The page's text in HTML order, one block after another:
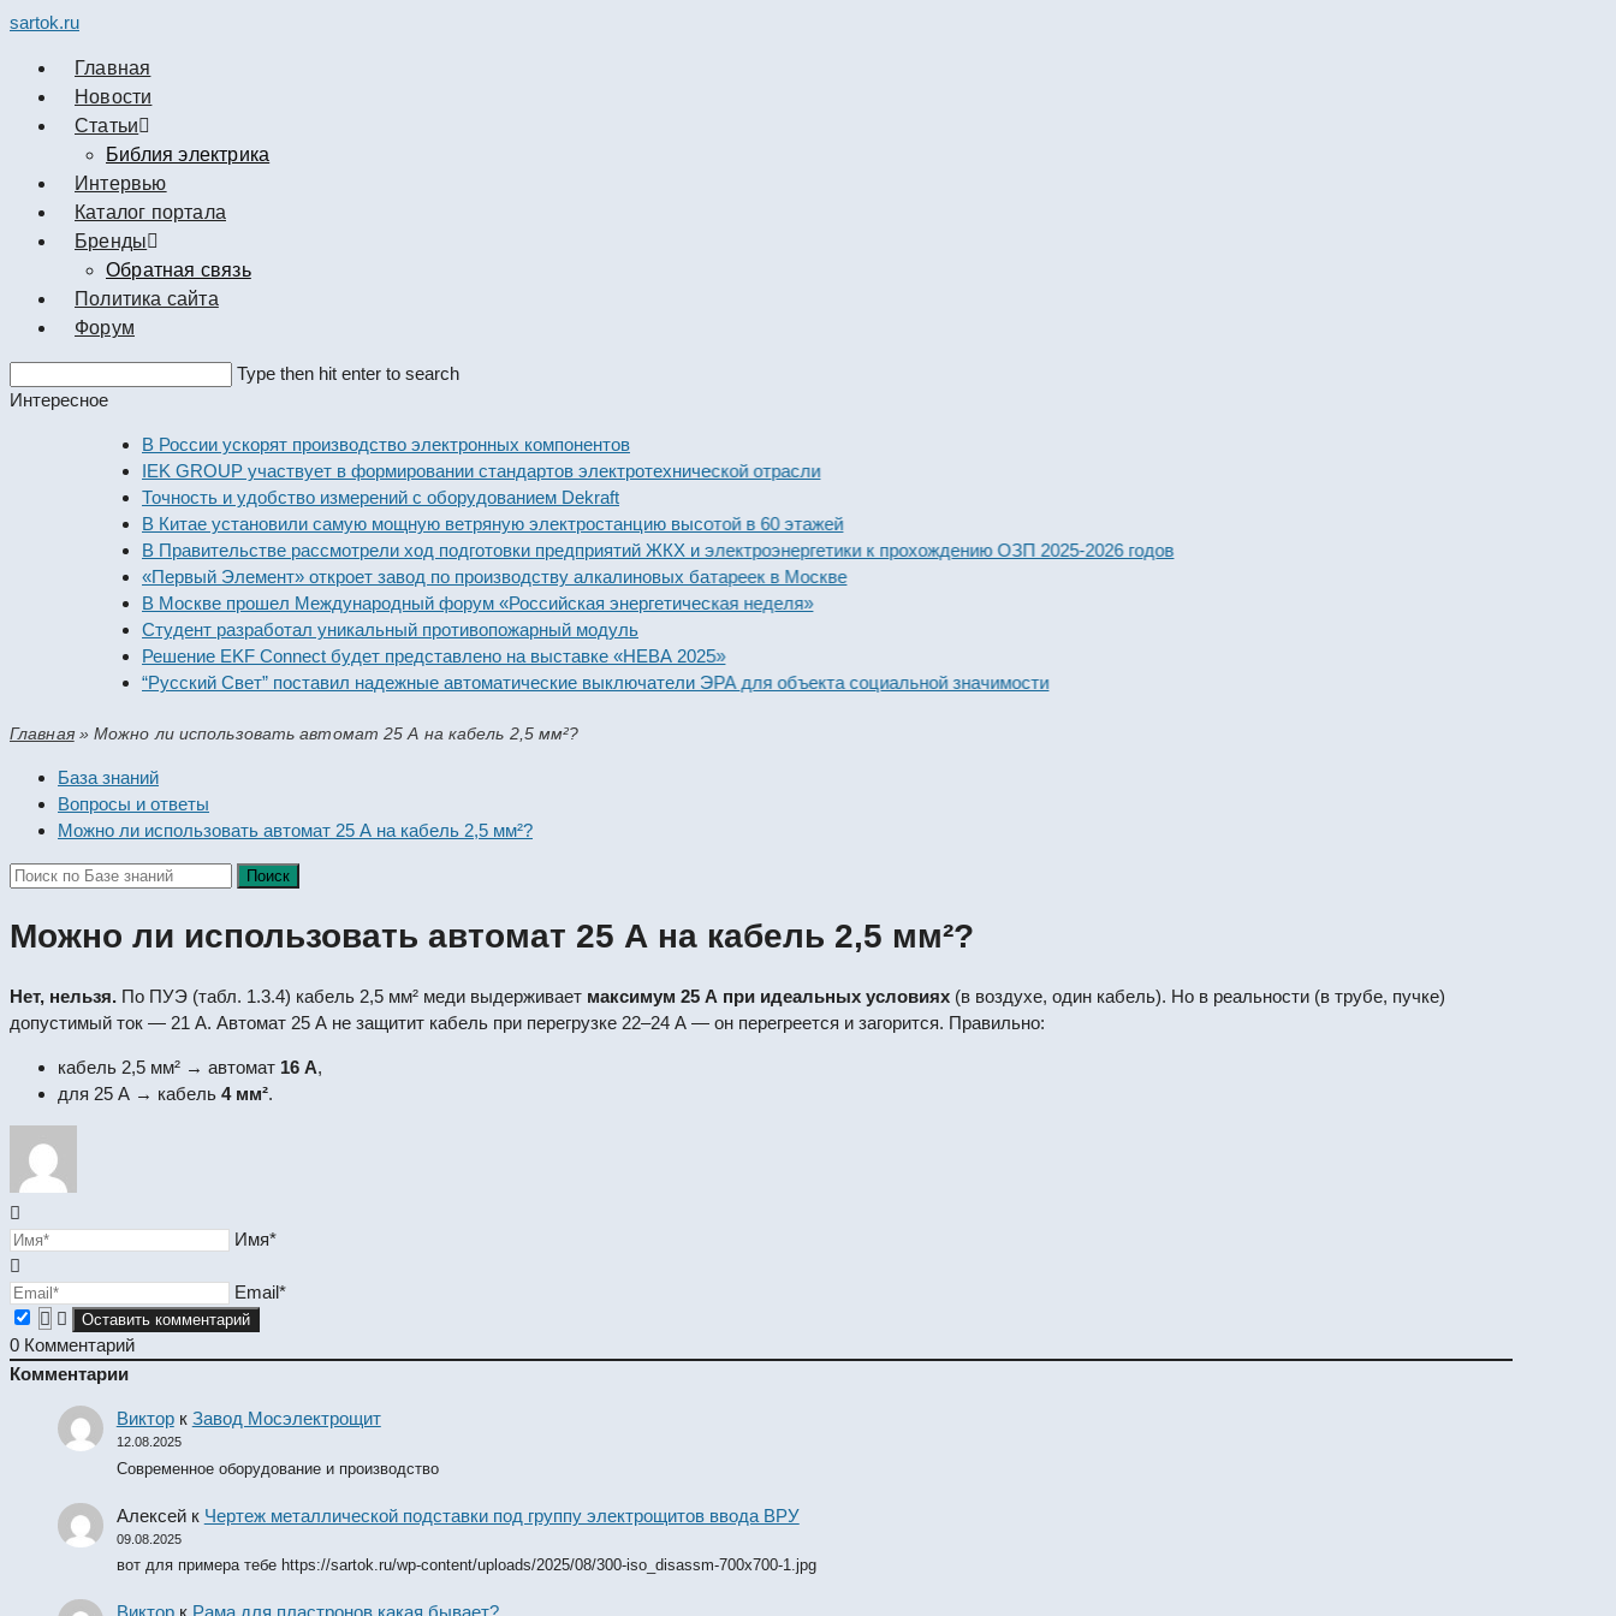
sartok.ru
Главная
Новости
Cтатьи
Библия электрика
Интервью
Каталог портала
Бренды
Обратная связь
Политика сайта
Форум
this
Type then hit enter to search
Интересное
В России ускорят производство электронных компонентов
IEK GROUP участвует в формировании стандартов электротехнической отрасли
Точность и удобство измерений с оборудованием Dekraft
В Китае установили самую мощную ветряную электростанцию высотой в 60 этажей
В Правительстве рассмотрели ход подготовки предприятий ЖКХ и электроэнергетики к прохождению ОЗП 2025-2026 годов
«Первый Элемент» откроет завод по производству алкалиновых батареек в Москве
В Москве прошел Международный форум «Российская энергетическая неделя»
Студент разработал уникальный противопожарный модуль
Решение EKF Connect будет представлено на выставке «НЕВА 2025»
“Русский Свет” поставил надежные автоматические выключатели ЭРА для объекта социальной значимости
Главная»Можно ли использовать автомат 25 А на кабель 2,5 мм²?
База знаний
Вопросы и ответы
Можно ли использовать автомат 25 А на кабель 2,5 мм²?
Можно ли использовать автомат 25 А на кабель 2,5 мм²?
Нет, нельзя. По ПУЭ (табл. 1.3.4) кабель 2,5 мм² меди выдерживает максимум 25 А при идеальных условиях (в воздухе, один кабель). Но в реальности (в трубе, пучке)
допустимый ток — 21 А. Автомат 25 А не защитит кабель при перегрузке 22–24 А — он перегреется и загорится. Правильно:
кабель 2,5 мм² → автомат 16 А,
для 25 А → кабель 4 мм².
Имя*
Email*
0 Комментарий
Комментарии
Викторк Завод Мосэлектрощит
12.08.2025
Современное оборудование и производство
Алексейк Чертеж металлической подставки под группу электрощитов ввода ВРУ
09.08.2025
вот для примера тебе https://sartok.ru/wp-content/uploads/2025/08/300-iso_disassm-700x700-1.jpg
Викторк Рама для пластронов какая бывает?